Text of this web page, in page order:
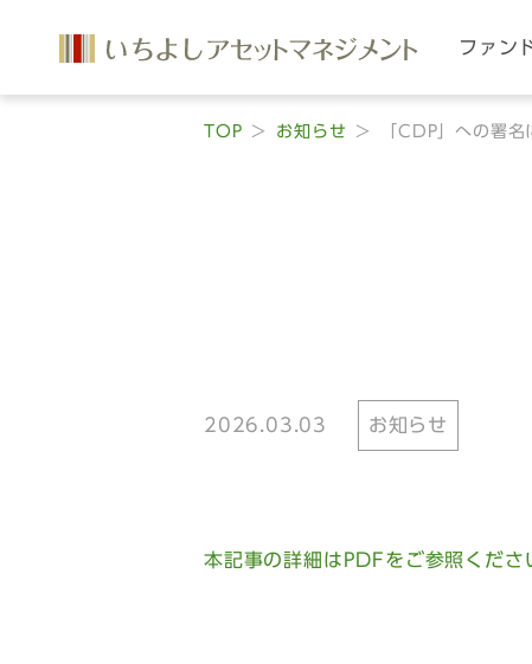
ファン
TOP お知らせ 「CDP」への署名
2026.03.03 お知らせ
本記事の詳細はPDFをご参照くださ